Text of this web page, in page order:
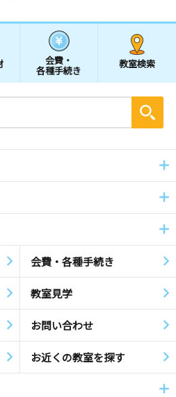
会費・
各種手続き
教室検索
会費・各種手続き
教室見学
お問い合わせ
お近くの教室を探す